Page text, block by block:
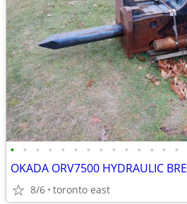
• • • • • • • • • • • • • •
8/6 toronto east